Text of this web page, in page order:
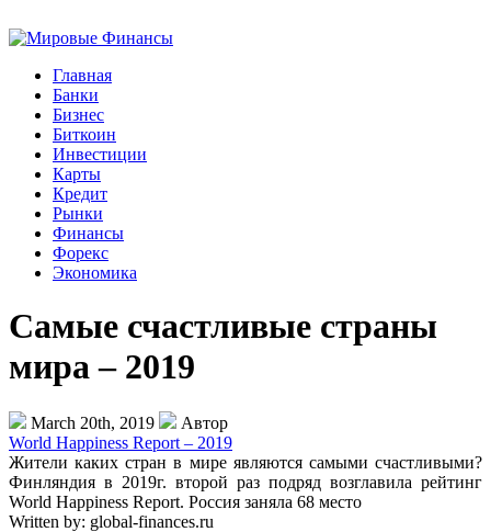
Главная
Банки
Бизнес
Биткоин
Инвестиции
Карты
Кредит
Рынки
Финансы
Форекс
Экономика
Самые счастливые страны
мира – 2019
March 20th, 2019
Автор
World Happiness Report – 2019
Жители каких стран в мире являются самыми счастливыми?
Финляндия в 2019г. второй раз подряд возглавила рейтинг
World Happiness Report. Россия заняла 68 место
Written by: global-finances.ru